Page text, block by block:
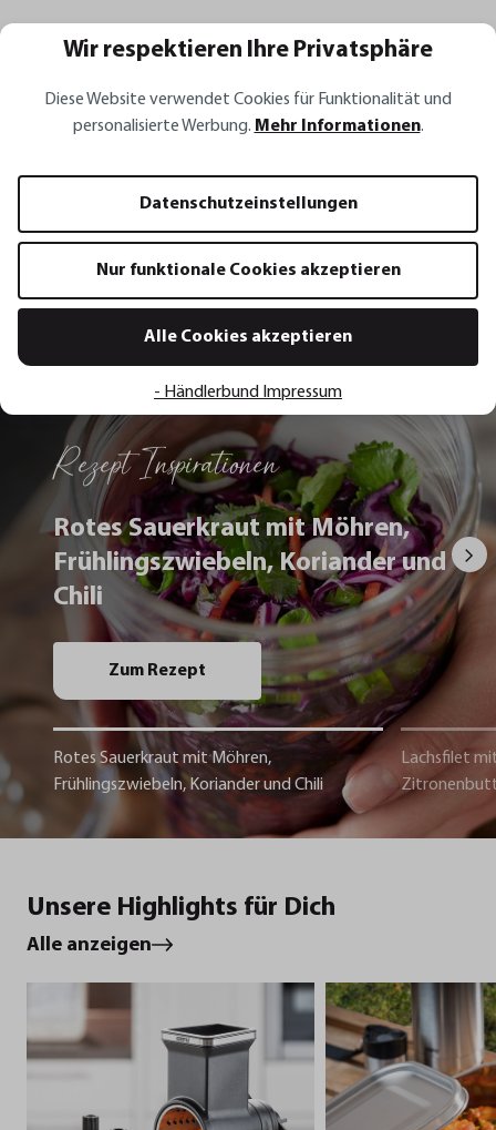
Rezept Inspirationen
Rotes Sauerkraut mit Möhren,
Frühlingszwiebeln, Koriander und
Chili
Zum Rezept
Rotes Sauerkraut mit Möhren,
Frühlingszwiebeln, Koriander und Chili
Lachsfilet
Unsere Highlights für Dich
Alle anzeigen
Wir respektieren Ihre Privatsphäre
Diese Website verwendet Cookies für Funktionalität und
personalisierte Werbung. Mehr Informationen.
Datenschutzeinstellungen
Nur funktionale Cookies akzeptieren
Alle Cookies akzeptieren
- Händlerbund Impressum